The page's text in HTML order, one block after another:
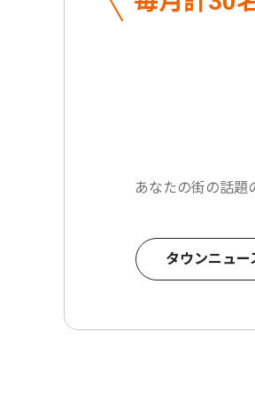
あなたの街の話題
タウンニュ